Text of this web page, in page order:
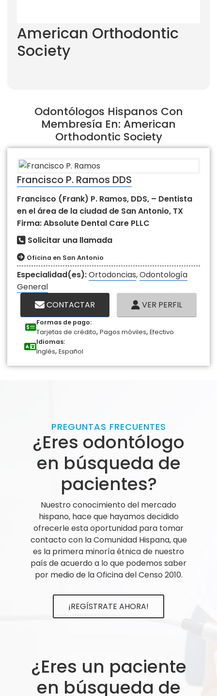
American Orthodontic
Society
Odontólogos Hispanos Con
Membresía En: American
Orthodontic Society
Francisco P. Ramos DDS
Francisco (Frank) P. Ramos, DDS, – Dentista
en el área de la ciudad de San Antonio, TX
Firma: Absolute Dental Care PLLC
Solicitar una llamada
Oficina en San Antonio
Especialidad(es):Ortodoncias,Odontología
General
CONTACTAR
VER PERFIL
Formas de pago:
Tarjetas de crédito, Pagos móviles, Efectivo
Idiomas:
Inglés, Español
PREGUNTAS FRECUENTES
¿Eres odontólogo
en búsqueda de
pacientes?
Nuestro conocimiento del mercado
hispano, hace que hayamos decidido
ofrecerle esta oportunidad para tomar
contacto con la Comunidad Hispana, que
es la primera minoría étnica de nuestro
país de acuerdo a lo que podemos saber
por medio de la Oficina del Censo 2010.
¡REGÍSTRATE AHORA!
¿Eres un paciente
en búsqueda de